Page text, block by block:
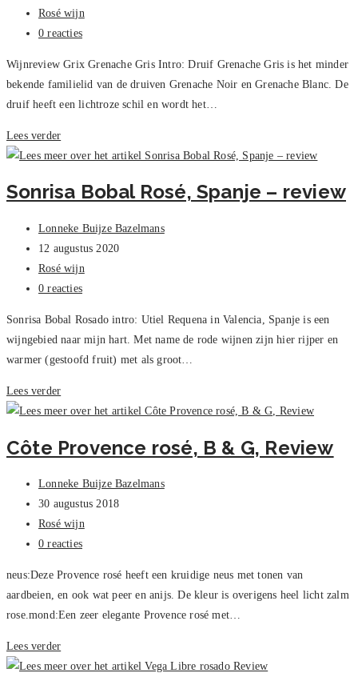
gepubliceerd
op:
Berichtcategorie:
Rosé wijn
Bericht
0 reacties
Wijnreview Grix Grenache Gris Intro: Druif Grenache Gris is het minder
bekende familielid van de druiven Grenache Noir en Grenache Blanc. De
druif heeft een lichtroze schil en wordt het…
Lees verderGrix
–
Gris,
Sonrisa Bobal Rosé, Spanje – review
Bericht
auteur:
Lonneke Buijze Bazelmans
Bericht
gepubliceerd
op:
12 augustus 2020
Berichtcategorie:
Rosé wijn
Bericht
0 reacties
Sonrisa Bobal Rosado intro: Utiel Requena in Valencia, Spanje is een
wijngebied naar mijn hart. Met name de rode wijnen zijn hier rijper en
warmer (gestoofd fruit) met als groot…
Lees verderSonrisa
Bobal
Spanje
review
Côte Provence rosé, B & G, Review
Bericht
auteur:
Lonneke Buijze Bazelmans
Bericht
gepubliceerd
op:
30 augustus 2018
Berichtcategorie:
Rosé wijn
Bericht
0 reacties
neus:Deze Provence rosé heeft een kruidige neus met tonen van
aardbeien, en ook wat peer en anijs. De kleur is overigens heel licht zalm
rose.mond:Een zeer elegante Provence rosé met…
Lees verderCôte
Provence